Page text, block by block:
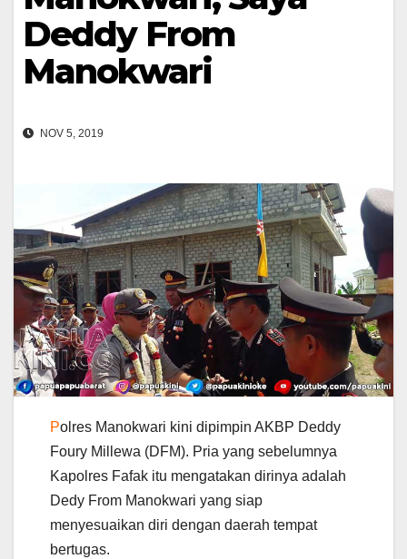
Deddy From
Manokwari
NOV 5, 2019
Polres Manokwari kini dipimpin AKBP Deddy
Foury Millewa (DFM). Pria yang sebelumnya
Kapolres Fafak itu mengatakan dirinya adalah
Dedy From Manokwari yang siap
menyesuaikan diri dengan daerah tempat
bertugas.